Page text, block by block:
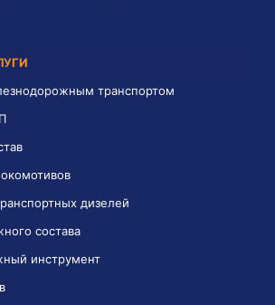
транспортом
дизелей
состава
инструмент